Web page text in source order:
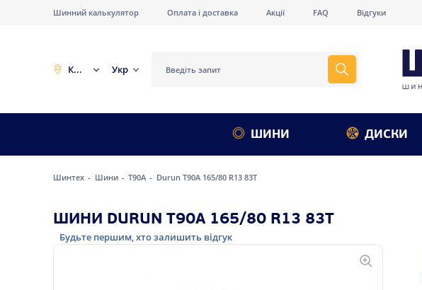
Шинний калькулятор Оплата і доставка Акції FAQ Відгуки
Київ Укр
ШИНИ ДИСКИ
Шинтех Шини T90A Durun T90A 165/80 R13 83T
ШИНИ DURUN T90A 165/80 R13 83T
Будьте першим, хто залишить відгук